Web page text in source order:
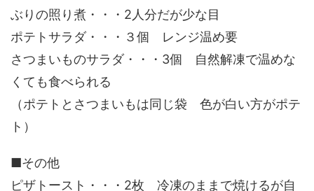
ぶりの照り煮・・・2人分だが少な目
ポテトサラダ・・・３個 レンジ温め要
さつまいものサラダ・・・3個 自然解凍で温めな
くても食べられる
（ポテトとさつまいもは同じ袋 色が白い方がポテ
ト）
■その他
ピザトースト・・・2枚 冷凍のままで焼けるが自